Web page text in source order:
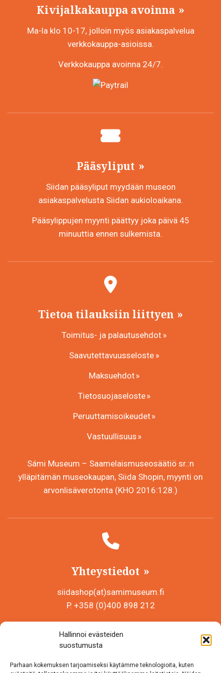
Hallinnoi evästeiden
suostumusta
Parhaan kokemuksen tarjoamiseksi käytämme teknologioita, kuten
Kivijalkakauppa avoinna
Ma-la klo 10-17, jolloin myös asiakaspalvelua
verkkokauppa-asioissa.
Verkkokauppa avoinna 24/7.
Pääsyliput
Siidan pääsyliput myydään museon
asiakaspalvelusta Siidan aukioloaikana.
Pääsylippujen myynti päättyy joka päivä 45
minuuttia ennen sulkemista.
Tietoa tilauksiin liittyen
Toimitus- ja palautusehdot
Saavutettavuusseloste
Maksuehdot
Tietosuojaseloste
Peruuttamisoikeudet
Vastuullisuus
Sámi Museum – Saamelaismuseosäätiö sr.:n
ylläpitämän museokaupan, Siida Shopin, myynti on
arvonlisäverotonta (KHO 2016:128.)
Yhteystiedot
siidashop(at)samimuseum.fi
P. +358 (0)400 898 212
Y-tunnus 0625907-2